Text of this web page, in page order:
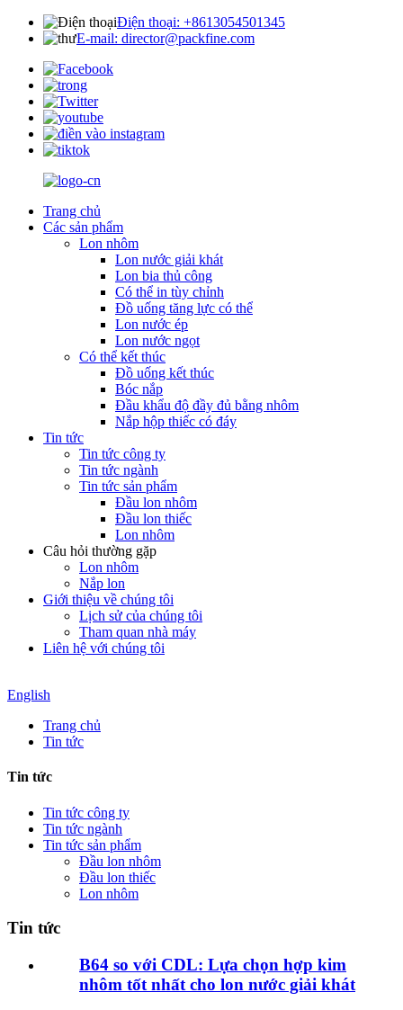
Điện thoại: +8613054501345
E-mail: director@packfine.com
Trang chủ
Các sản phẩm
Lon nhôm
Lon nước giải khát
Lon bia thủ công
Có thể in tùy chỉnh
Đồ uống tăng lực có thể
Lon nước ép
Lon nước ngọt
Có thể kết thúc
Đồ uống kết thúc
Bóc nắp
Đầu khẩu độ đầy đủ bằng nhôm
Nắp hộp thiếc có đáy
Tin tức
Tin tức công ty
Tin tức ngành
Tin tức sản phẩm
Đầu lon nhôm
Đầu lon thiếc
Lon nhôm
Câu hỏi thường gặp
Lon nhôm
Nắp lon
Giới thiệu về chúng tôi
Lịch sử của chúng tôi
Tham quan nhà máy
Liên hệ với chúng tôi
English
Trang chủ
Tin tức
Tin tức
Tin tức công ty
Tin tức ngành
Tin tức sản phẩm
Đầu lon nhôm
Đầu lon thiếc
Lon nhôm
Tin tức
B64 so với CDL: Lựa chọn hợp kim
nhôm tốt nhất cho lon nước giải khát